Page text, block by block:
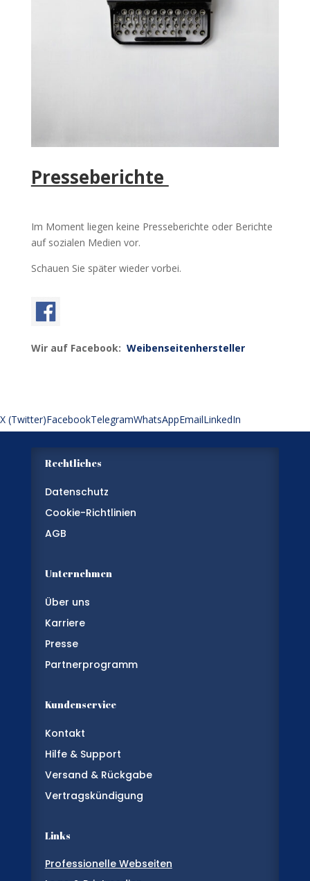
Presseberichte
Im Moment liegen keine Presseberichte oder Berichte
auf sozialen Medien vor.
Schauen Sie später wieder vorbei.
Wir auf Facebook: Weibenseitenhersteller
X (Twitter)FacebookTelegramWhatsAppEmailLinkedIn
Rechtliches
Datenschutz
Cookie-Richtlinien
AGB
Unternehmen
Über uns
Karriere
Presse
Partnerprogramm
Kundenservice
Kontakt
Hilfe & Support
Versand & Rückgabe
Vertragskündigung
Links
Professionelle Webseiten